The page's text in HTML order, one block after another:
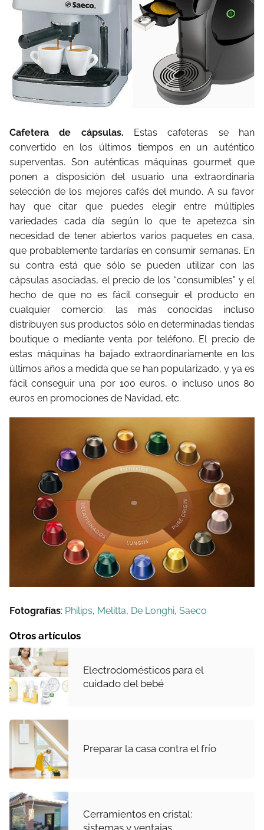
Cafetera de cápsulas. Estas cafeteras se han
convertido en los últimos tiempos en un auténtico
superventas. Son auténticas máquinas gourmet que
ponen a disposición del usuario una extraordinaria
selección de los mejores cafés del mundo. A su favor
hay que citar que puedes elegir entre múltiples
variedades cada día según lo que te apetezca sin
necesidad de tener abiertos varios paquetes en casa,
que probablemente tardarías en consumir semanas. En
su contra está que sólo se pueden utilizar con las
cápsulas asociadas, el precio de los “consumibles” y el
hecho de que no es fácil conseguir el producto en
cualquier comercio: las más conocidas incluso
distribuyen sus productos sólo en determinadas tiendas
boutique o mediante venta por teléfono. El precio de
estas máquinas ha bajado extraordinariamente en los
últimos años a medida que se han popularizado, y ya es
fácil conseguir una por 100 euros, o incluso unos 80
euros en promociones de Navidad, etc.
Fotografías: Philips, Melitta, De Longhi, Saeco
Otros artículos
Electrodomésticos para el
cuidado del bebé
Preparar la casa contra el frío
Cerramientos en cristal:
sistemas y ventajas